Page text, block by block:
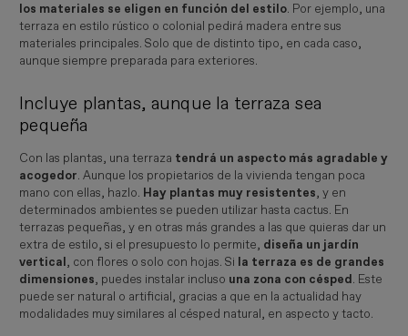
los materiales se eligen en función del estilo. Por ejemplo, una
terraza en estilo rústico o colonial pedirá madera entre sus
materiales principales. Solo que de distinto tipo, en cada caso,
aunque siempre preparada para exteriores.
Incluye plantas, aunque la terraza sea
pequeña
Con las plantas, una terraza tendrá un aspecto más agradable y
acogedor. Aunque los propietarios de la vivienda tengan poca
mano con ellas, hazlo. Hay plantas muy resistentes, y en
determinados ambientes se pueden utilizar hasta cactus. En
terrazas pequeñas, y en otras más grandes a las que quieras dar un
extra de estilo, si el presupuesto lo permite, diseña un jardín
vertical , con flores o solo con hojas. Si la terraza es de grandes
dimensiones, puedes instalar incluso una zona con césped . Este
puede ser natural o artificial, gracias a que en la actualidad hay
modalidades muy similares al césped natural, en aspecto y tacto.